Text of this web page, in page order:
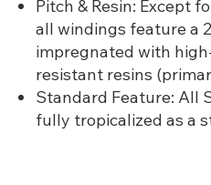
Pitch & Resin: Except
all windings feature a
impregnated with
resistant resins
Standard Feature: All
fully tropicalized as a